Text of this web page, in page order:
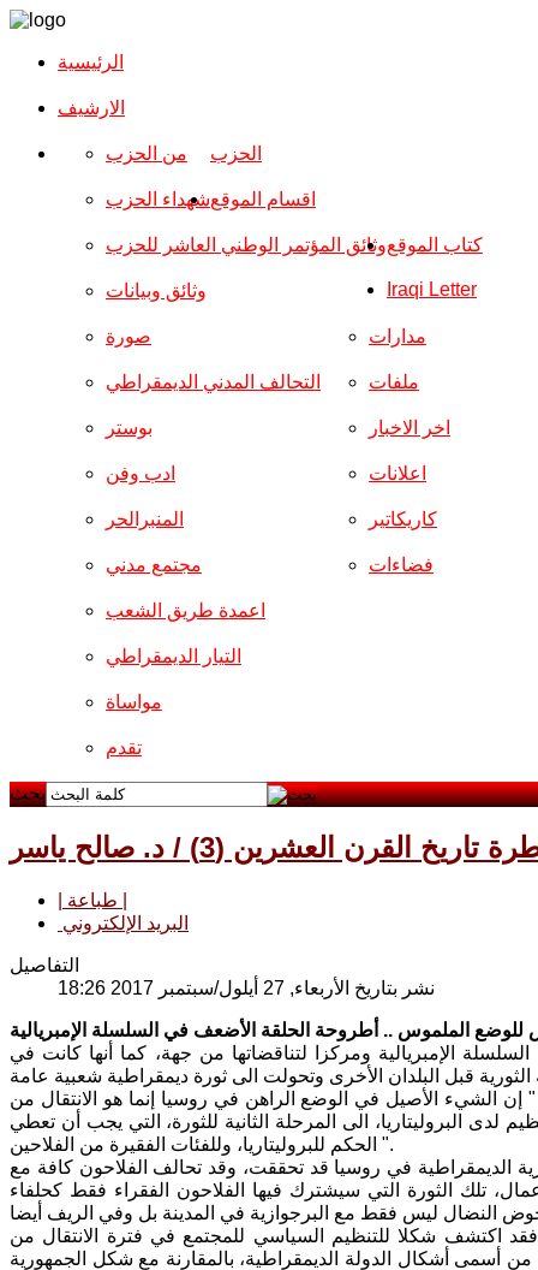
الرئيسية
الارشیف
الحزب من الحزب
شهداء الحزب
وثائق المؤتمر الوطني العاشر للحزب
وثائق وبيانات
اقسام الموقع
صورة
التحالف المدني الديمقراطي
بوستر
ادب وفن
المنبرالحر
مجتمع مدني
مدارات
ملفات
اخر الاخبار
اعلانات
كاريكاتير
فضاءات
اعمدة طريق الشعب
التيار الديمقراطي
مواساة
تقدم
كتاب الموقع
Iraqi Letter
بحث
العشرين (3) / د. صالح ياسر
البريد الإلكتروني
التفاصيل
نشر بتاريخ الأربعاء, 27 أيلول/سبتمبر 2017 18:26
للوضع الملموس .. أطروحة الحلقة الأضعف في السلسلة الإمبريالية
الإمبريالية ومركزا لتناقضاتها من جهة، كما أنها كانت في
قائلا " إن الشيء الأصيل في الوضع الراهن في روسيا إنما هو الانتقال من
لدى البروليتاريا، الى المرحلة الثانية للثورة، التي يجب أن تعطي
الحكم للبروليتاريا، وللفئات الفقيرة من الفلاحين ".
الديمقراطية في روسيا قد تحققت، وقد تحالف الفلاحون كافة مع
تلك الثورة التي سيشترك فيها الفلاحون الفقراء فقط كحلفاء
فقد اكتشف شكلا للتنظيم السياسي للمجتمع في فترة الانتقال من
من أسمى أشكال الدولة الديمقراطية، بالمقارنة مع شكل الجمهورية